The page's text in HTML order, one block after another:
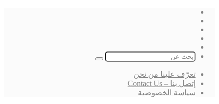
بحث
تعرّف علينا من نحن
إتصل بنا – Contact Us
سياسة الخصوصية